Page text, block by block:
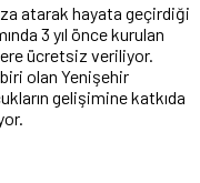
atarak hayata geçirdiği
3 yıl önce kurulan
ücretsiz veriliyor.
olan Yenişehir
gelişimine katkıda